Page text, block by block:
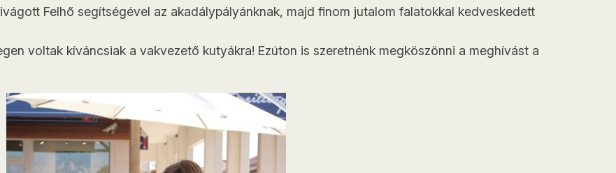
Felhő segítségével az akadálypályánknak, majd finom jutalom falatokkal kedveskedett
voltak kíváncsiak a vakvezető kutyákra! Ezúton is szeretnénk megköszönni a meghívást a